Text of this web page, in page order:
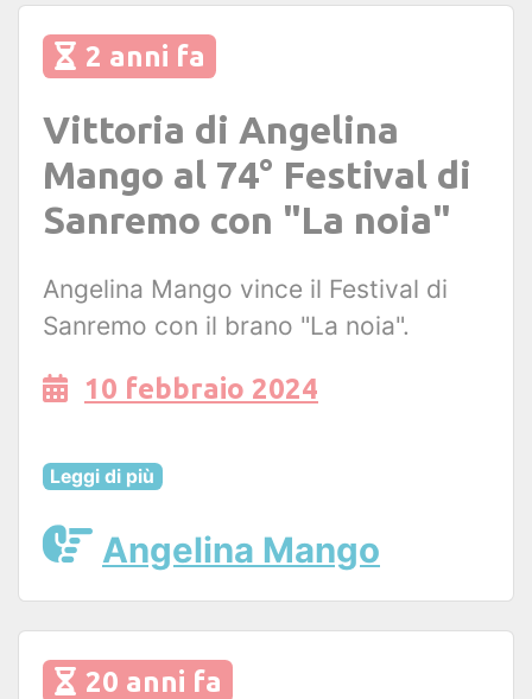
2 anni fa
Vittoria di Angelina
Mango al 74° Festival di
Sanremo con "La noia"
Angelina Mango vince il Festival di
Sanremo con il brano "La noia".
10 febbraio 2024
Leggi di più
Angelina Mango
20 anni fa